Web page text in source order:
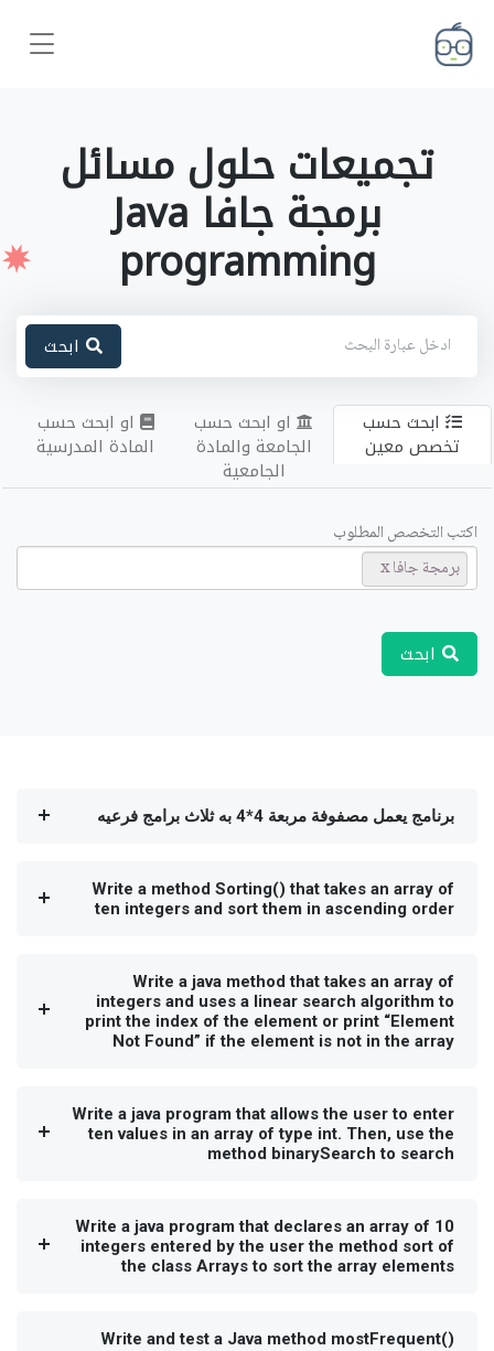
تجميعات حلول مسائل
برمجة جافا Java
programming
ابحث
ابحث حسب
تخصص معين
او ابحث حسب
الجامعة والمادة
الجامعية
او ابحث حسب
المادة المدرسية
اكتب التخصص المطلوب
برمجة جافا
ابحث
برنامج يعمل مصفوفة مربعة 4*4 به ثلاث برامج فرعيه
Write a method Sorting() that takes an array of
ten integers and sort them in ascending order
Write a java method that takes an array of
integers and uses a linear search algorithm to
print the index of the element or print “Element
Not Found” if the element is not in the array
Write a java program that allows the user to enter
ten values in an array of type int. Then, use the
method binarySearch to search
Write a java program that declares an array of 10
integers entered by the user the method sort of
the class Arrays to sort the array elements
Write and test a Java method mostFrequent()